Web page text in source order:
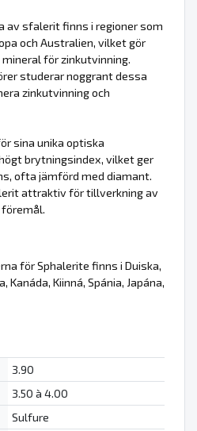
av sfalerit finns i regioner som
och Australien, vilket gör
för zinkutvinning.
studerar noggrant dessa
zinkutvinning och
sina unika optiska
brytningsindex, vilket ger
ofta jämförd med diamant.
attraktiv för tillverkning av
för Sphalerite finns i Duiska,
Kanáda, Kiinná, Spánia, Japána,
3.90
3.50 à 4.00
Sulfure